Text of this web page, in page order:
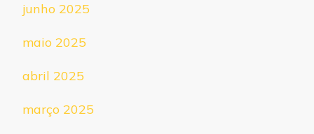
junho 2025
maio 2025
abril 2025
março 2025